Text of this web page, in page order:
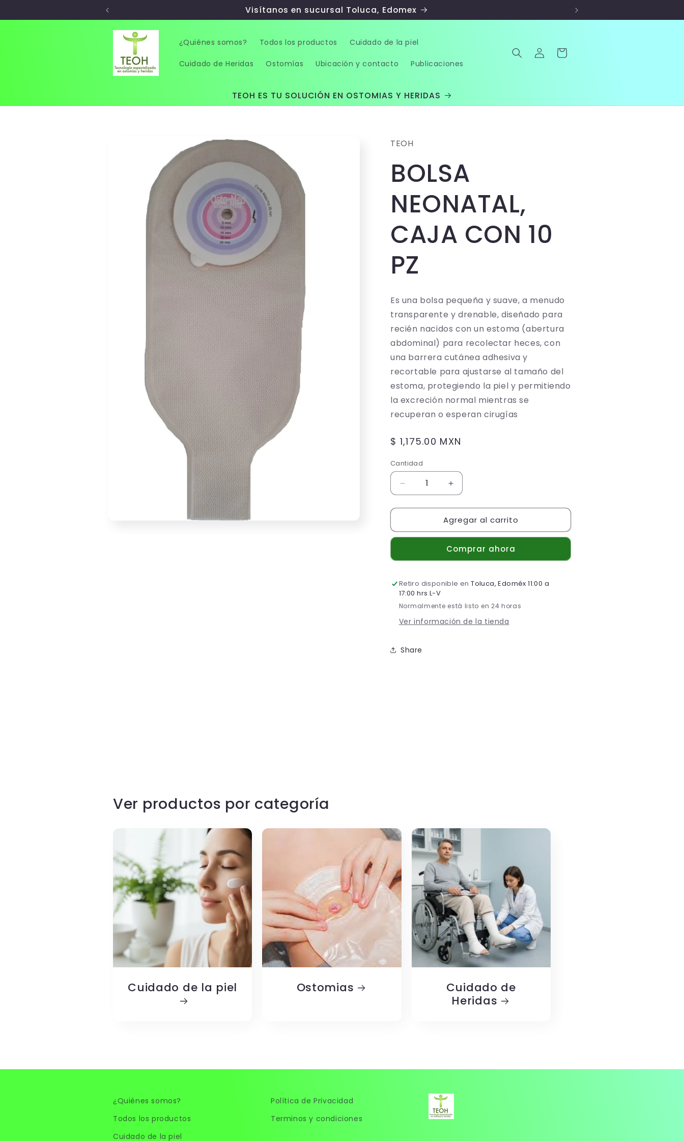
al contenido
Visítanos en sucursal Toluca, Edomex
¿Quiénes somos? Todos los productos Cuidado de la piel
Cuidado de Heridas Ostomías Ubicación y contacto Publicaciones
Iniciar
sesión
Carrito
TEOH ES TU SOLUCIÓN EN OSTOMIAS Y HERIDAS
del producto
TEOH
BOLSA
NEONATAL,
CAJA CON 10
PZ
Es una bolsa pequeña y suave, a menudo
transparente y drenable, diseñado para
recién nacidos con un estoma (abertura
abdominal) para recolectar heces, con
una barrera cutánea adhesiva y
recortable para ajustarse al tamaño del
estoma, protegiendo la piel y permitiendo
la excreción normal mientras se
recuperan o esperan cirugías
Precio
$ 1,175.00 MXN
Cantidad
Cantidad
Reducir
cantidad
para
NEONATAL,
10
Aumentar
cantidad
para
BOLSA
NEONATAL,
CON
10
Agregar al carrito
Comprar ahora
Retiro disponible enToluca, Edoméx 11:00 a
17:00 hrs L-V
Normalmente está listo en 24 horas
Ver información de la tienda
Share
Ver productos por categoría
Cuidado de la piel Ostomias
Cuidado de
Heridas
¿Quiénes somos?
Todos los productos
Cuidado de la piel
Política de Privacidad
Terminos y condiciones